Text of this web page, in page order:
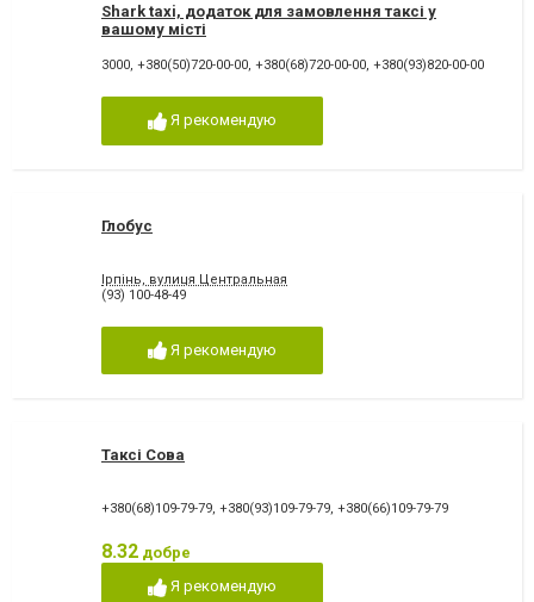
Shark taxi, додаток для замовлення таксі у
вашому місті
3000, +380(50)720-00-00, +380(68)720-00-00, +380(93)820-00-00
Я рекомендую
Глобус
Ірпінь, вулиця Центральная
(93) 100-48-49
Я рекомендую
Таксі Сова
+380(68)109-79-79, +380(93)109-79-79, +380(66)109-79-79
8.32 добре
Я рекомендую